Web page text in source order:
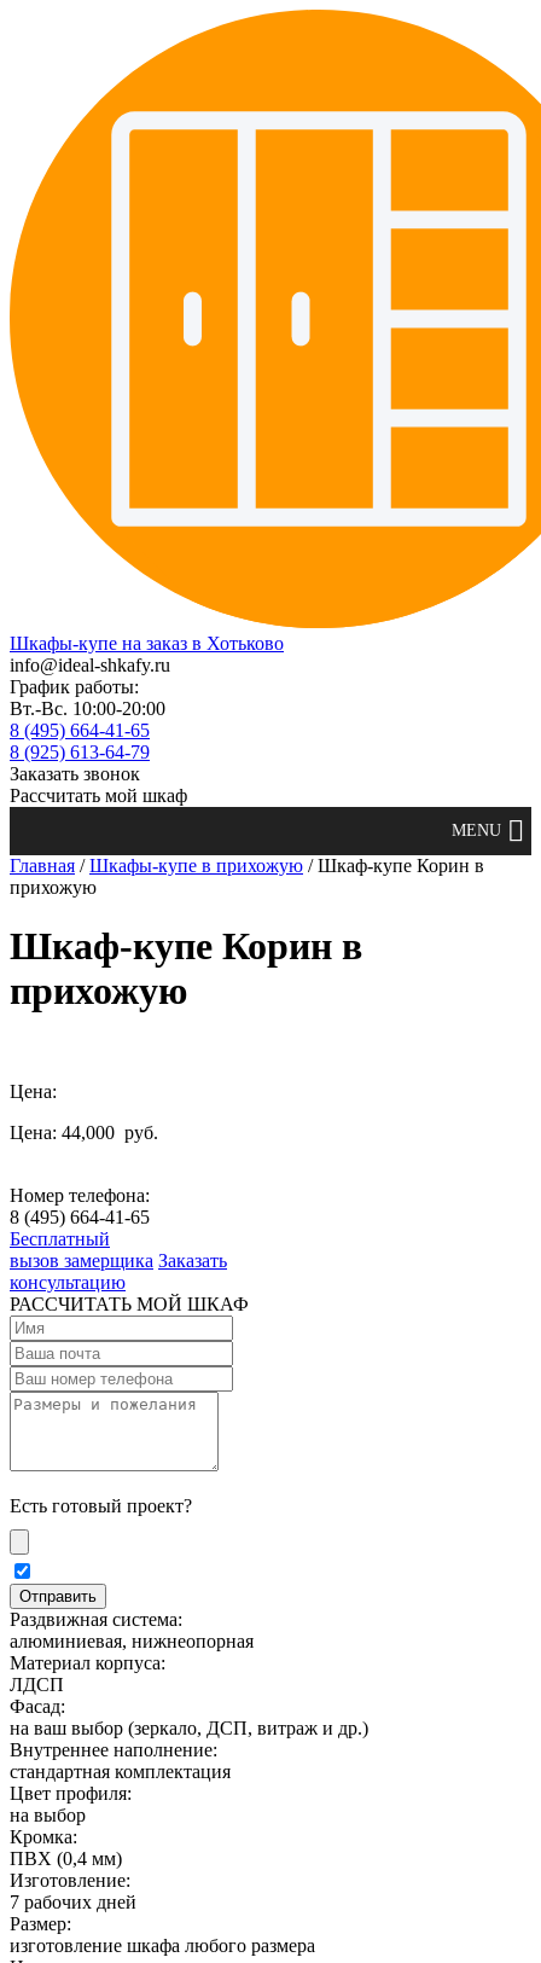
Шкафы-купе на заказ в Хотьково
info@ideal-shkafy.ru
График работы:
Вт.-Вс. 10:00-20:00
8 (495) 664-41-65
8 (925) 613-64-79
Заказать звонок
Рассчитать мой шкаф
Главная /Шкафы-купе в прихожую / Шкаф-купе Корин в
прихожую
Шкаф-купе Корин в
прихожую
Цена:
Цена: 44,000 руб.
Номер телефона:
8 (495) 664-41-65
Бесплатный
вызов замерщика Заказать
консультацию
РАССЧИТАТЬ МОЙ ШКАФ
Есть готовый проект?
Раздвижная система:
алюминиевая, нижнеопорная
Материал корпуса:
ЛДСП
Фасад:
на ваш выбор (зеркало, ДСП, витраж и др.)
Внутреннее наполнение:
стандартная комплектация
Цвет профиля:
на выбор
Кромка:
ПВХ (0,4 мм)
Изготовление:
7 рабочих дней
Размер:
изготовление шкафа любого размера